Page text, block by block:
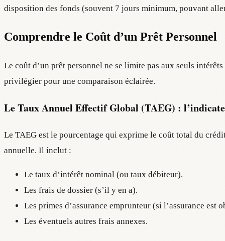
disposition des fonds (souvent 7 jours minimum, pouvant
Comprendre le Coût d’un Prêt Personnel
Le coût d’un prêt personnel ne se limite pas aux seuls
privilégier pour une comparaison éclairée.
Le Taux Annuel Effectif Global (TAEG) :
Le TAEG est le pourcentage qui exprime le coût total du
annuelle. Il inclut :
Le taux d’intérêt nominal (ou taux débiteur).
Les frais de dossier (s’il y en a).
Les primes d’assurance emprunteur (si l’assurance
Les éventuels autres frais annexes.